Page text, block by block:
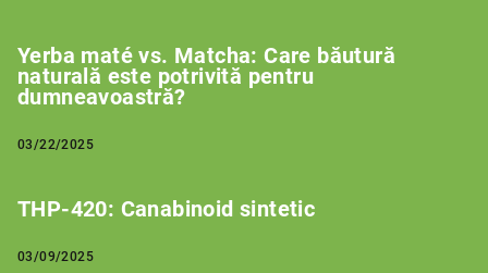
Yerba maté vs. Matcha: Care băutură
naturală este potrivită pentru
dumneavoastră?
03/22/2025
THP-420: Canabinoid sintetic
03/09/2025